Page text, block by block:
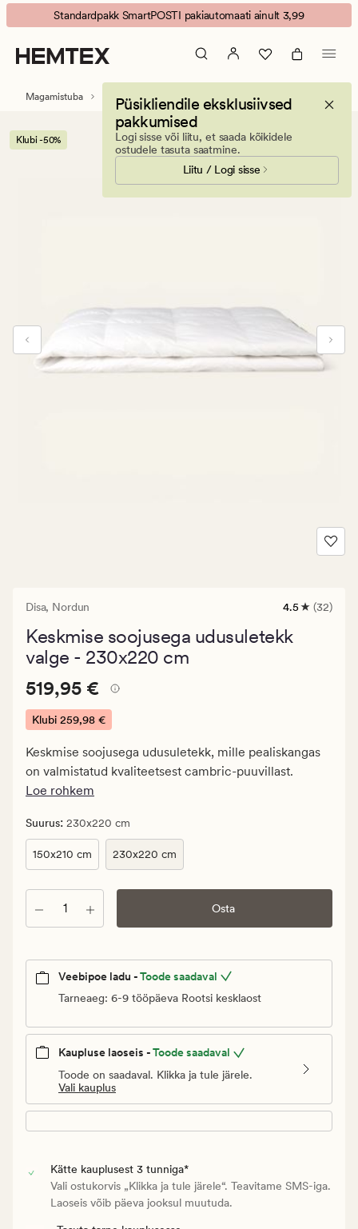
Disa
keskmise
soojusega
udusuletekk
Animated
banner.
Press
ESCAPE
Standardpakk SmartPOSTI pakiautomaati ainult 3,99
Püsikliendile eksklusiivsed
pakkumised
Logi sisse või liitu, et saada kõikidele
ostudele tasuta saatmine.
Liitu / Logi sisse
Magamistuba Tekid Udusule- ja suletekid
Klubi -50%
Disa, Nordun
32
keskmise
4.5 (32)
Keskmise soojusega udusuletekk
valge - 230x220 cm
Pris_ee
519,95
€.
259,98
€
Pris_ee 519,95 €
519,95 €
Klubi 259,98 €
Keskmise soojusega udusuletekk, mille pealiskangas
on valmistatud kvaliteetsest cambric-puuvillast.
Loe rohkem
Suurus: 230x220 cm
150x210 cm 230x220 cm
Kogus Osta
Veebipoe ladu -Toode saadaval
Tarneaeg: 6-9 tööpäeva Rootsi kesklaost
Kaupluse laoseis -Toode saadaval
Toode on saadaval. Klikka ja tule järele.
Vali kauplus
Kätte kauplusest 3 tunniga*
Vali ostukorvis „Klikka ja tule järele“. Teavitame SMS-iga.
Laoseis võib päeva jooksul muutuda.